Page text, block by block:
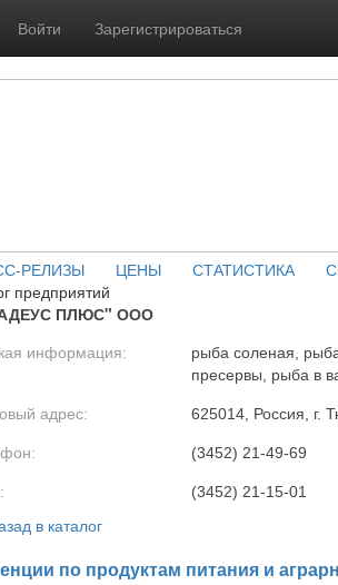
Войти Зарегистрироваться
РЕЛИЗЫ ЦЕНЫ СТАТИСТИКА
предприятий
ПЛЮС" ООО
информация:
рыба соленая,
пресервы, рыба в
адрес: 625014, Россия, г.
(3452) 21-49-69
(3452) 21-15-01
в каталог
по продуктам питания и